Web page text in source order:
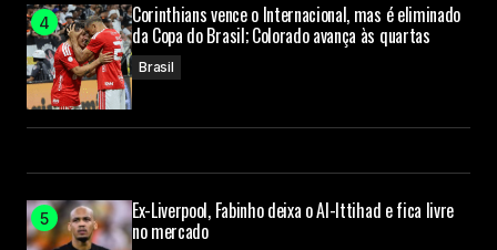
Corinthians vence o Internacional, mas é eliminado
da Copa do Brasil; Colorado avança às quartas
Brasil
Ex-Liverpool, Fabinho deixa o Al-Ittihad e fica livre
no mercado